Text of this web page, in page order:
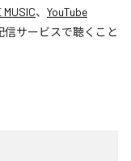
MUSIC、 YouTube
信サービスで聴くこと